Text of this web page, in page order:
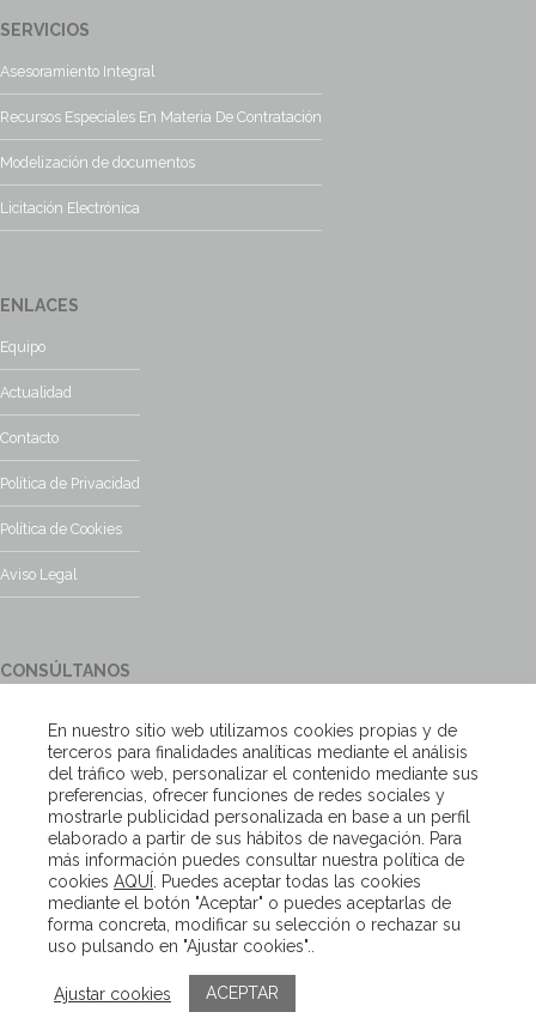
SERVICIOS
Asesoramiento Integral
Recursos Especiales En Materia De Contratación
Modelización de documentos
Licitación Electrónica
ENLACES
Equipo
Actualidad
Contacto
Política de Privacidad
Política de Cookies
Aviso Legal
CONSÚLTANOS
encantados
Escríbenos
Copyright – Van Beveren 2020
En nuestro sitio web utilizamos cookies propias y de
terceros para finalidades analíticas mediante el análisis
del tráfico web, personalizar el contenido mediante sus
preferencias, ofrecer funciones de redes sociales y
mostrarle publicidad personalizada en base a un perfil
elaborado a partir de sus hábitos de navegación. Para
más información puedes consultar nuestra política de
cookies AQUÍ
. Puedes aceptar todas las cookies
mediante el botón "Aceptar" o puedes aceptarlas de
forma concreta, modificar su selección o rechazar su
uso pulsando en "Ajustar cookies"..
Ajustar cookies ACEPTAR